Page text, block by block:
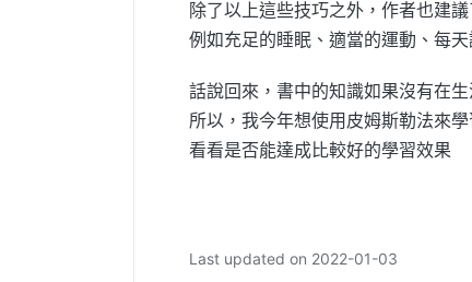
除了以上這些技巧之外，作者也建
例如充足的睡眠、適當的運動、每
話說回來，書中的知識如果沒有在
所以，我今年想使用皮姆斯勒法來
看看是否能達成比較好的學習效果
Last updated on 2022-01-03